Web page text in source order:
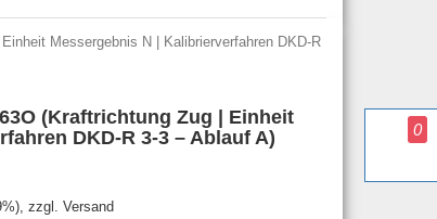
Messergebnis N | Kalibrierverfahren DKD-R
(Kraftrichtung Zug | Einheit
DKD-R 3-3 – Ablauf A)
€€.
zzgl. Versand
0